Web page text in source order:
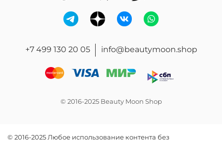
+7 499 130 20 05 info@beautymoon.shop
© 2016-2025 Beauty Moon Shop
© 2016-2025 Любое использование контента без